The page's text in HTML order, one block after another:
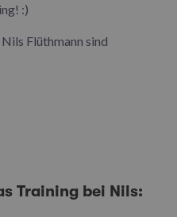
:)
Flüthmann sind
Training bei Nils: